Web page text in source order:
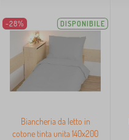
-28% DISPONIBILE
Biancheria da letto in
cotone tinta unita 140x200